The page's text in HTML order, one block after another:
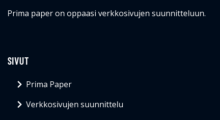
Prima paper on oppaasi verkkosivujen suunnitteluun.
SIVUT
Prima Paper
Verkkosivujen suunnittelu